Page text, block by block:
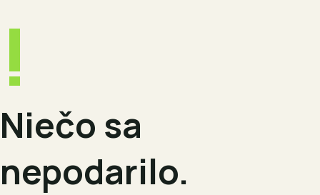
!
Niečo sa
nepodarilo.